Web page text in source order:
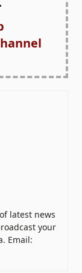
latest news
your
Email: